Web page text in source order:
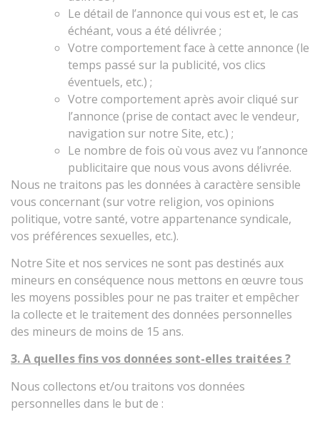
Le détail de l’annonce qui vous est et, le cas
échéant, vous a été délivrée ;
Votre comportement face à cette annonce (le
temps passé sur la publicité, vos clics
éventuels, etc.) ;
Votre comportement après avoir cliqué sur
l’annonce (prise de contact avec le vendeur,
navigation sur notre Site, etc.) ;
Le nombre de fois où vous avez vu l’annonce
publicitaire que nous vous avons délivrée.
Nous ne traitons pas les données à caractère sensible
vous concernant (sur votre religion, vos opinions
politique, votre santé, votre appartenance syndicale,
vos préférences sexuelles, etc.).
Notre Site et nos services ne sont pas destinés aux
mineurs en conséquence nous mettons en œuvre tous
les moyens possibles pour ne pas traiter et empêcher
la collecte et le traitement des données personnelles
des mineurs de moins de 15 ans.
3. A quelles fins vos données sont-elles traitées ?
Nous collectons et/ou traitons vos données
personnelles dans le but de :